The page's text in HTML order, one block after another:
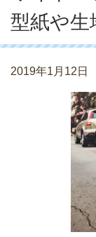
型紙や生
2019年1月12日